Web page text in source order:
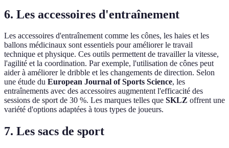
6. Les accessoires d'entraînement
Les accessoires d'entraînement comme les cônes, les haies et les
ballons médicinaux sont essentiels pour améliorer le travail
technique et physique. Ces outils permettent de travailler la vitesse,
l'agilité et la coordination. Par exemple, l'utilisation de cônes peut
aider à améliorer le dribble et les changements de direction. Selon
une étude du European Journal of Sports Science, les
entraînements avec des accessoires augmentent l'efficacité des
sessions de sport de 30 %. Les marques telles que SKLZ offrent une
variété d'options adaptées à tous types de joueurs.
7. Les sacs de sport